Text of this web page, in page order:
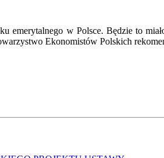
emerytalnego w Polsce. Będzie to
Ekonomistów Polskich